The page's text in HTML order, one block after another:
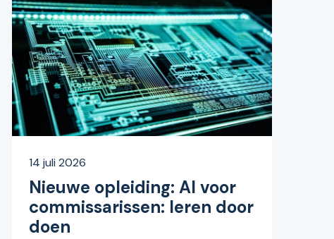
Nieuwe opleiding: AI voor
commissarissen: leren door
doen
14 juli 2026